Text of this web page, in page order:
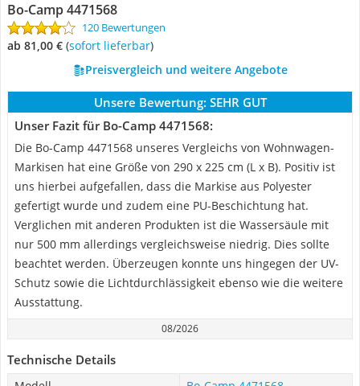
Bo-Camp 4471568
120 Bewertungen
ab 81,00 € ( Sofort lieferbar)
Preisvergleich und weitere Angebote
Unsere Bewertung: SEHR GUT
Unser Fazit für Bo-Camp 4471568:
Die Bo-Camp 4471568 unseres Vergleichs von Wohnwagen-
Markisen hat eine Größe von 290 x 225 cm (L x B). Positiv ist
uns hierbei aufgefallen, dass die Markise aus Polyester
gefertigt wurde und zudem eine PU-Beschichtung hat.
Verglichen mit anderen Produkten ist die Wassersäule mit
nur 500 mm allerdings vergleichsweise niedrig. Dies sollte
beachtet werden. Überzeugen konnte uns hingegen der UV-
Schutz sowie die Lichtdurchlässigkeit ebenso wie die weitere
Ausstattung.
08/2026
Technische Details